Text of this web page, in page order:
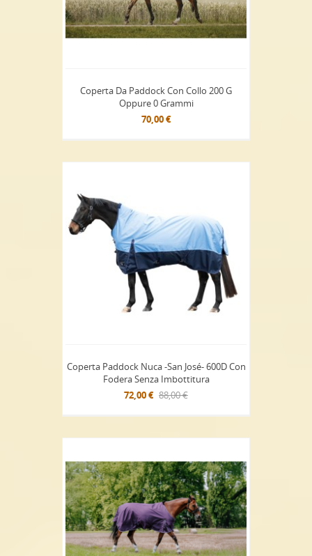
Coperta Da Paddock Con Collo 200 G
Oppure 0 Grammi
70,00 €
Coperta Paddock Nuca -San José- 600D Con
Fodera Senza Imbottitura
72,00 € 88,00 €